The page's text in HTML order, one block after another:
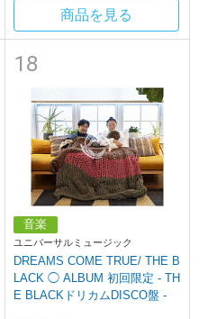
商品を見る
18
音楽
ユニバーサルミュージック
DREAMS COME TRUE/ THE B
LACK ◯ ALBUM 初回限定 - TH
E BLACKドリカムDISCO盤 -